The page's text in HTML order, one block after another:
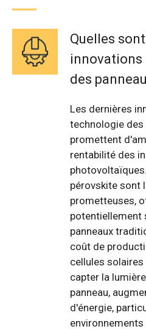
Quelles
innovations
des
Les dernières
technologie des
promettent
rentabilité des
pérovskite sont
prometteuses,
potentiellement
panneaux
coût de
cellules
capter la
panneau,
d'énergie,